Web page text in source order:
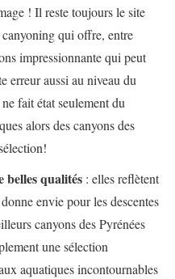
! Il reste toujours le site
qui offre, entre
impressionnante qui peut
erreur aussi au niveau du
fait état seulement du
alors des canyons des
belles qualités : elles reflètent
envie pour les descentes
canyons des Pyrénées
une sélection
aquatiques incontournables